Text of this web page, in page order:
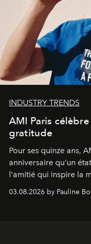
INDUSTRY TRENDS
AMI Paris
gratitude
Pour ses quinze ans,
anniversaire qu'un
l'amitié qui inspire la
03.08.2026 by Pauline